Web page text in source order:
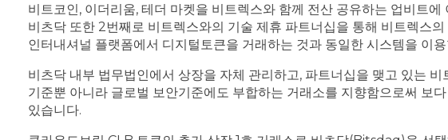
비트코인, 이더리움, 테더 마켓을 비트렉스와 함께 전산 공유하는 업비트에
비츠닥 또한 2번째로 비트렉스와의 기술 제휴 파트너십을 통해 비트렉스
인터내셔널 플랫폼에서 디지털토큰을 거래하는 것과 동일한 시스템을 이
비츠닥 내부 법무법인에서 상장을 자체 관리하고, 파트너십을 맺고 있는
기준뿐 아니라 글로벌 보안기준에도 부합하는 거래소를 지향함으로써 보
있습니다.